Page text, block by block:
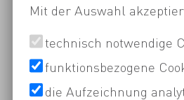
Mit der Auswahl
technisch notwendige
funktionsbezogene
die Aufzeichnung